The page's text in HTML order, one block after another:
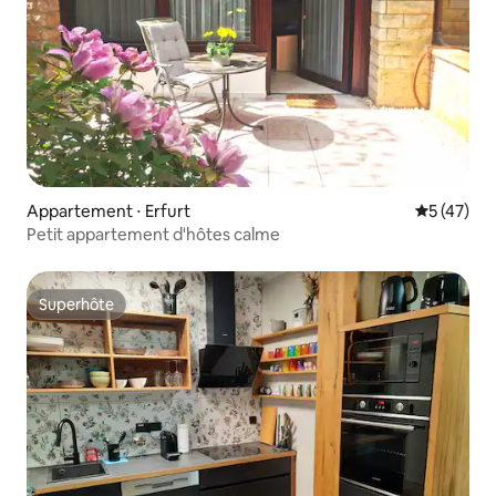
Appartement ⋅ Erfurt
5 (47)
Petit appartement d'hôtes calme
Superhôte
Superhôte